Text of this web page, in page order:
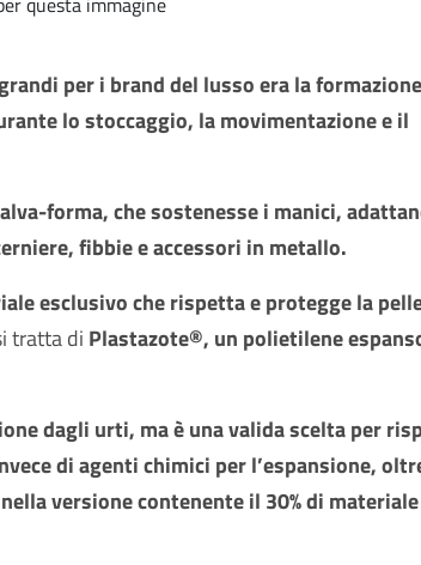
per i brand del lusso era la
lo stoccaggio, la movimentazione e il
forma, che sostenesse i manici,
fibbie e accessori in metallo.
esclusivo che rispetta e protegge la
tratta di Plastazote®, un polietilene
dagli urti, ma è una valida scelta per
di agenti chimici per l’espansione,
versione contenente il 30% di materiale